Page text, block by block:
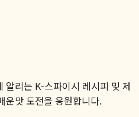
알리는 K-스파이시 레시피 및 제
운맛 도전을 응원합니다.